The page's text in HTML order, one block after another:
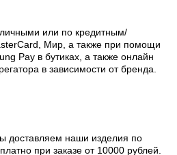
или по кредитным/
Мир, а также при помощи
Pay в бутиках, а также онлайн
в зависимости от бренда.
доставляем наши изделия по
при заказе от 10000 рублей.